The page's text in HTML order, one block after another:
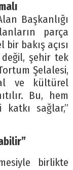
Başkanlığı
parça
bakış açısı
şehir tek
Şelalesi,
ve kültürel
Bu, hem
sağlar,”
birlikte